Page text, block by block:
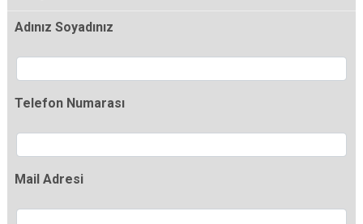
Adınız Soyadınız
Telefon Numarası
Mail Adresi